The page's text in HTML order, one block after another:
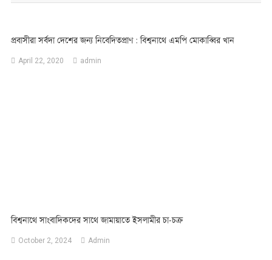
প্রবাসীরা সর্বদা দেশের জন্য নিবেদিতপ্রাণ : বিশ্বনাথে এমপি মোকাব্বির খান
April 22, 2020 admin
বিশ্বনাথে সাংবাদিকদের সাথে জামায়াতে ইসলামীর চা-চক্র
October 2, 2024 Admin